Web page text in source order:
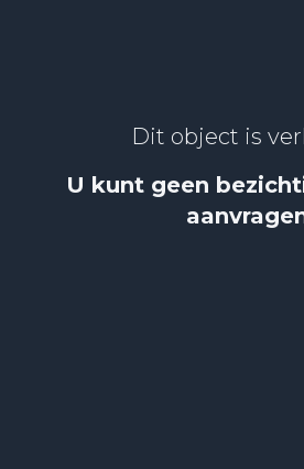
Dit object is
U kunt geen